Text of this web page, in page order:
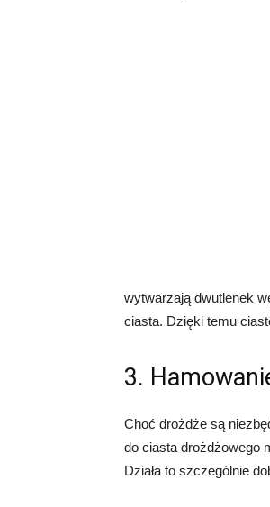
wytwarzają dwutlenek
ciasta. Dzięki temu
3.
Choć drożdże są
do ciasta drożdżowego
Działa to szczególnie